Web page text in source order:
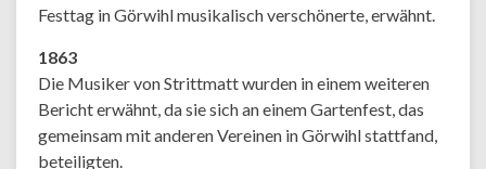
Festtag in Görwihl musikalisch verschönerte, erwähnt.
1863
Die Musiker von Strittmatt wurden in einem weiteren
Bericht erwähnt, da sie sich an einem Gartenfest, das
gemeinsam mit anderen Vereinen in Görwihl stattfand,
beteiligten.